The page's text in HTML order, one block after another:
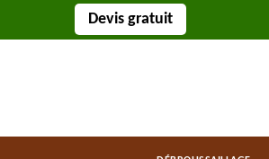
Devis gratuit